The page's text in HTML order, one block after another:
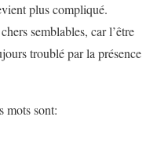
plus compliqué.
semblables, car l’être
troublé par la présence
mots sont: